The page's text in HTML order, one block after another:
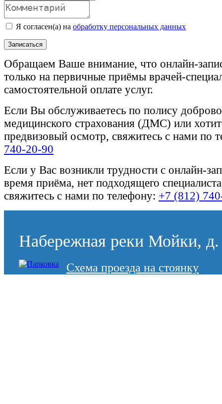
Я согласен(а) на обработку персональных данных
Записаться
Обращаем Ваше внимание, что онлайн-
только на первичные приёмы врачей-
самостоятельной оплате услуг.
Если Вы обслуживаетесь по полису
медицинского страхования (ДМС) или
предвизовый осмотр, свяжитесь с нами по
740-20-90
Если у Вас возникли трудности с онлайн-
время приёма, нет подходящего
свяжитесь с нами по телефону: +7 (812)
Набережная реки Мойки,
Схема проезда на стоянку